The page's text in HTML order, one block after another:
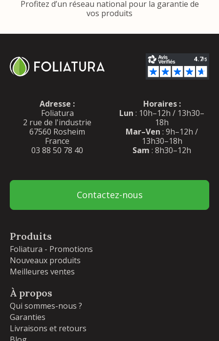
Profitez d’un réseau national pour la garantie de
vos produits
Adresse :
Foliatura
2 rue de l'industrie
67560 Rosheim
France
03 88 50 78 40
Horaires :
Lun : 10h–12h / 13h30–
18h
Mar–Ven : 9h–12h /
13h30–18h
Sam : 8h30–12h
Contactez-nous
Produits
Foliatura - Promotions
Nouveaux produits
Meilleures ventes
À propos
Qui sommes-nous ?
Garanties
Livraisons et retours